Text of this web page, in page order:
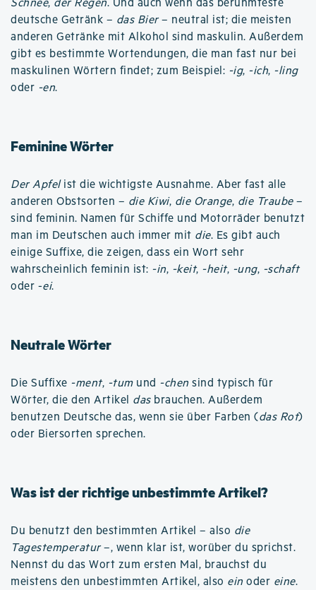
Schnee, der Regen. Und auch wenn das berühmteste
deutsche Getränk – das Bier– neutral ist; die meisten
anderen Getränke mit Alkohol sind maskulin. Außerdem
gibt es bestimmte Wortendungen, die man fast nur bei
maskulinen Wörtern findet; zum Beispiel: -ig, -ich, -ling
oder -en.
Feminine Wörter
Der Apfelist die wichtigste Ausnahme. Aber fast alle
anderen Obstsorten – die Kiwi, die Orange, die Traube–
sind feminin. Namen für Schiffe und Motorräder benutzt
man im Deutschen auch immer mit die. Es gibt auch
einige Suffixe, die zeigen, dass ein Wort sehr
wahrscheinlich feminin ist: -in, -keit, -heit, -ung, -schaft
oder -ei.
Neutrale Wörter
Die Suffixe -ment, -tumund -chen sind typisch für
Wörter, die den Artikel dasbrauchen. Außerdem
benutzen Deutsche das, wenn sie über Farben (das Rot)
oder Biersorten sprechen.
Was ist der richtige unbestimmte Artikel?
Du benutzt den bestimmten Artikel – also die
Tagestemperatur–, wenn klar ist, worüber du sprichst.
Nennst du das Wort zum ersten Mal, brauchst du
meistens den unbestimmten Artikel, also ein oder eine.